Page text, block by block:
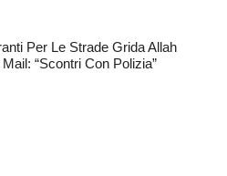
Per Le Strade Grida Allah
“Scontri Con Polizia”